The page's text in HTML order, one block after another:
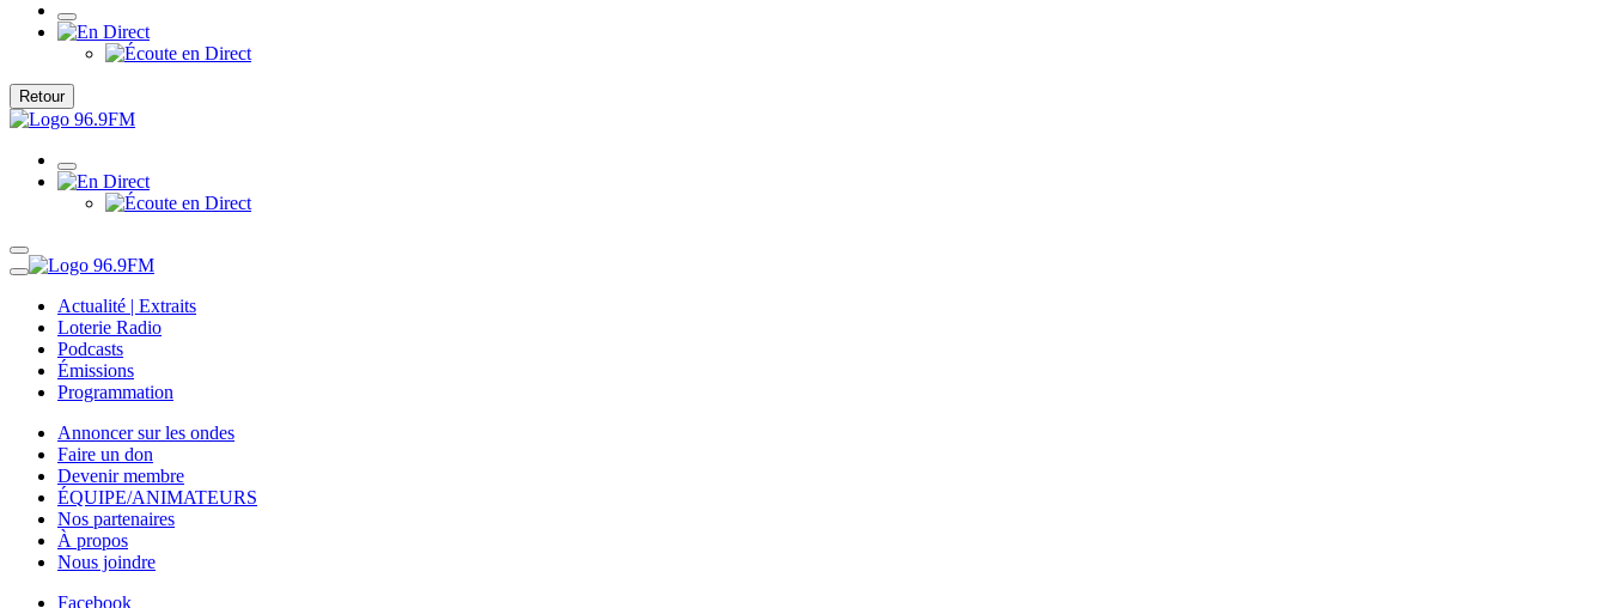
Retour
Actualité | Extraits
Loterie Radio
Podcasts
Émissions
Programmation
Annoncer sur les ondes
Faire un don
Devenir membre
ÉQUIPE/ANIMATEURS
Nos partenaires
À propos
Nous joindre
Facebook